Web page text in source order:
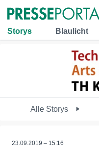
Storys Blaulicht
Alle Storys
23.09.2019 – 15:16